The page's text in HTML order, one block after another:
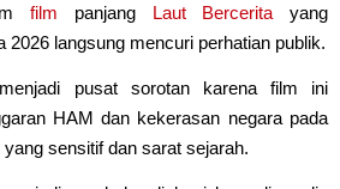
film panjang Laut Bercerita yang
2026 langsung mencuri perhatian publik.
pusat sorotan karena film ini
HAM dan kekerasan negara pada
sensitif dan sarat sejarah.